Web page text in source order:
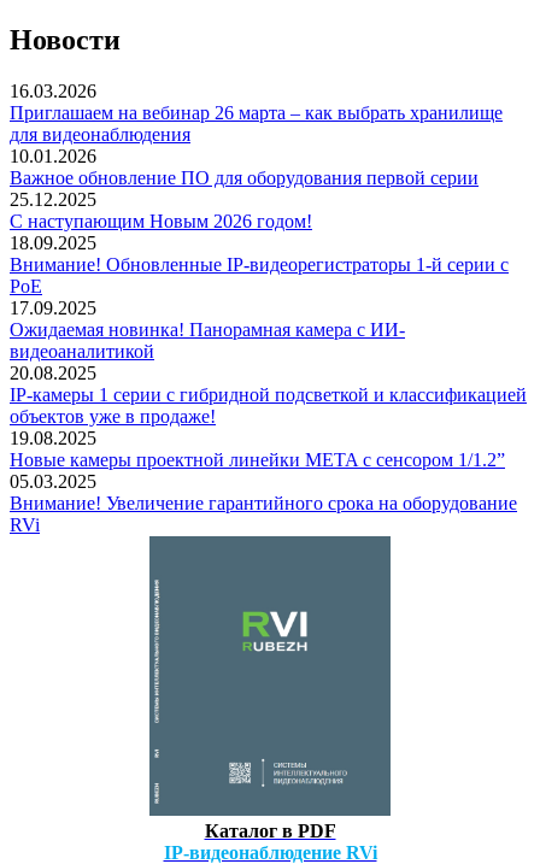
Новости
16.03.2026
Приглашаем на вебинар 26 марта – как выбрать хранилище
для видеонаблюдения
10.01.2026
Важное обновление ПО для оборудования первой серии
25.12.2025
С наступающим Новым 2026 годом!
18.09.2025
Внимание! Обновленные IP-видеорегистраторы 1-й серии с
PoE
17.09.2025
Ожидаемая новинка! Панорамная камера с ИИ-
видеоаналитикой
20.08.2025
IP-камеры 1 серии с гибридной подсветкой и классификацией
объектов уже в продаже!
19.08.2025
Новые камеры проектной линейки META с сенсором 1/1.2”
05.03.2025
Внимание! Увеличение гарантийного срока на оборудование
RVi
Каталог в PDF
IP-видеонаблюдение RVi